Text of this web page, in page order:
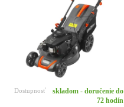
Dostupnosť
skladom - doručenie do
72 hodín